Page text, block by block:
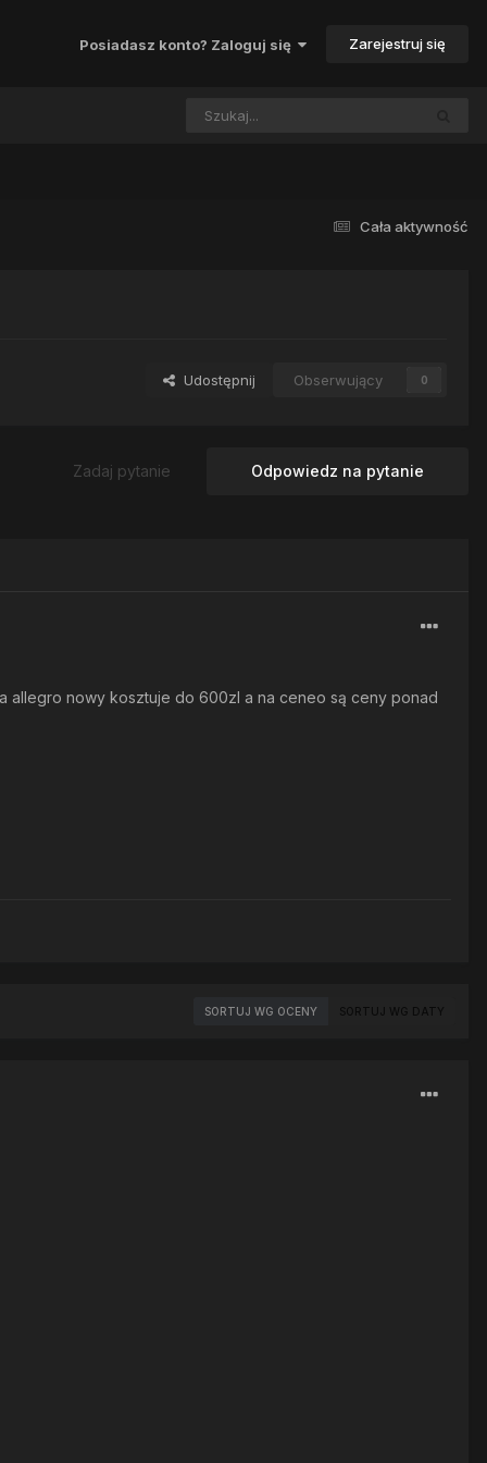
Posiadasz konto? Zaloguj się Zarejestruj się
Cała aktywność
Udostępnij Obserwujący 0
Odpowiedz na pytanie
Zadaj pytanie
allegro nowy kosztuje do 600zl a na ceneo są ceny ponad
SORTUJ WG OCENY SORTUJ WG DATY